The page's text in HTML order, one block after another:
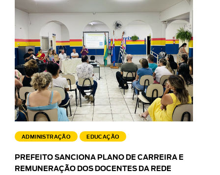
ADMINISTRAÇÃO EDUCAÇÃO
PREFEITO SANCIONA PLANO DE CARREIRA E
REMUNERAÇÃO DOS DOCENTES DA REDE